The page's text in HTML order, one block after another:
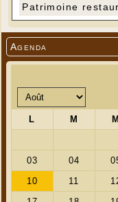
Agenda
Patrimoine